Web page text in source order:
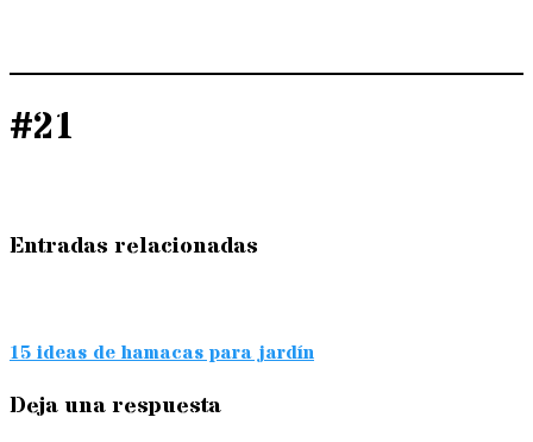
#21
Entradas relacionadas
15 ideas de hamacas para jardín
Deja una respuesta